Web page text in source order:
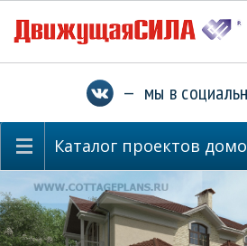
— мы в
Каталог проектов